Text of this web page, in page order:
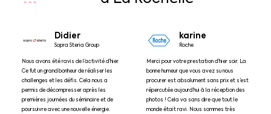
Didier
Sopra Steria Group
Nous avons été ravis de l’activité d’hier.
Ce fut un grand bonheur de réaliser les
challenges et les défis. Cela nous a
permis de décompresser après les
premières journées du séminaire et de
poursuivre avec une nouvelle énergie.
karine
Roche
Merci pour votre prestation d’hier soir. La
bonne humeur que vous avez su nous
procurer est absolument sans prix et s’est
répercutée aujourd’hui à la réception des
photos ! Cela va sans dire que tout le
monde était ravi. Nous sommes très